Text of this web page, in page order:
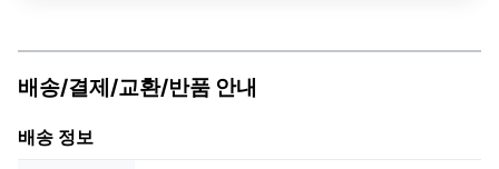
배송/결제/교환/반품 안내
배송 정보